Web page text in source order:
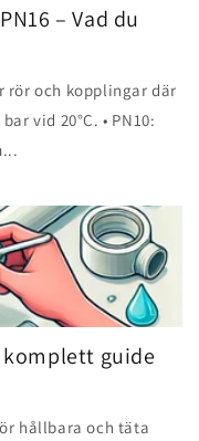
– Vad du
rör och kopplingar där
vid 20°C. • PN10:
komplett guide
hållbara och täta